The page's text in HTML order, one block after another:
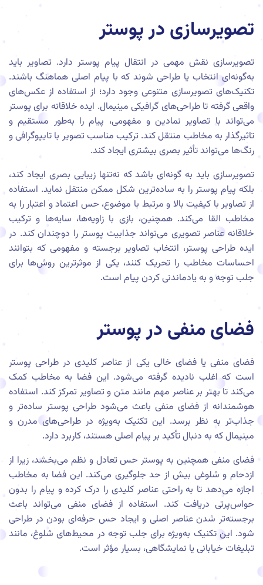
تصویرسازی در پوستر
تصویرسازی نقش مهمی در انتقال پیام پوستر دارد. تصاویر باید
به‌گونه‌ای انتخاب یا طراحی شوند که با پیام اصلی هماهنگ باشند.
تکنیک‌های تصویرسازی متنوعی وجود دارد؛ از استفاده از عکس‌های
واقعی گرفته تا طراحی‌های گرافیکی مینیمال. ایده خلاقانه برای پوستر
می‌تواند با تصاویر نمادین و مفهومی، پیام را به‌طور مستقیم و
تاثیرگذار به مخاطب منتقل کند. ترکیب مناسب تصویر با تایپوگرافی و
رنگ‌ها می‌تواند تأثیر بصری بیشتری ایجاد کند.
تصویرسازی باید به گونه‌ای باشد که نه‌تنها زیبایی بصری ایجاد کند،
بلکه پیام پوستر را به ساده‌ترین شکل ممکن منتقل نماید. استفاده
از تصاویر با کیفیت بالا و مرتبط با موضوع، حس اعتماد و اعتبار را به
مخاطب القا می‌کند. همچنین، بازی با زاویه‌ها، سایه‌ها و ترکیب
خلاقانه عناصر تصویری می‌تواند جذابیت پوستر را دوچندان کند. در
ایده طراحی پوستر، انتخاب تصاویر برجسته و مفهومی که بتوانند
احساسات مخاطب را تحریک کنند، یکی از موثرترین روش‌ها برای
جلب توجه و به یادماندنی کردن پیام است.
فضای منفی در پوستر
فضای منفی یا فضای خالی یکی از عناصر کلیدی در طراحی پوستر
است که اغلب نادیده گرفته می‌شود. این فضا به مخاطب کمک
می‌کند تا بهتر بر عناصر مهم مانند متن و تصاویر تمرکز کند. استفاده
هوشمندانه از فضای منفی باعث می‌شود طراحی پوستر ساده‌تر و
جذاب‌تر به نظر برسد. این تکنیک به‌ویژه در طراحی‌های مدرن و
مینیمال که به دنبال تأکید بر پیام اصلی هستند، کاربرد دارد.
فضای منفی همچنین به پوستر حس تعادل و نظم می‌بخشد، زیرا از
ازدحام و شلوغی بیش از حد جلوگیری می‌کند. این فضا به مخاطب
اجازه می‌دهد تا به راحتی عناصر کلیدی را درک کرده و پیام را بدون
حواس‌پرتی دریافت کند. استفاده از فضای منفی می‌تواند باعث
برجسته‌تر شدن عناصر اصلی و ایجاد حس حرفه‌ای بودن در طراحی
شود. این تکنیک به‌ویژه برای جلب توجه در محیط‌های شلوغ، مانند
تبلیغات خیابانی یا نمایشگاهی، بسیار مؤثر است.